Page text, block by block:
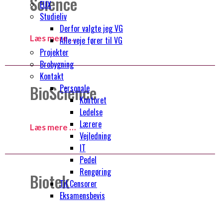
EUX
Studieliv
Derfor valgte jeg VG
Alle veje fører til VG
Projekter
Brobygning
Kontakt
Personale
Kontoret
Ledelse
Lærere
Vejledning
IT
Pedel
Rengøring
Til Censorer
Eksamensbevis
Læs mere …
BioScience
Læs mere …
Biotek